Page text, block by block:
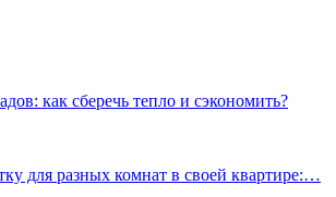
как сберечь тепло и сэкономить?
для разных комнат в своей квартире:…